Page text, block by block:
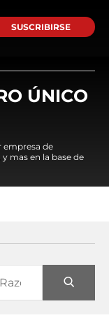
SUSCRIBIRSE
ÚNICO
empresa de
mas en la base de